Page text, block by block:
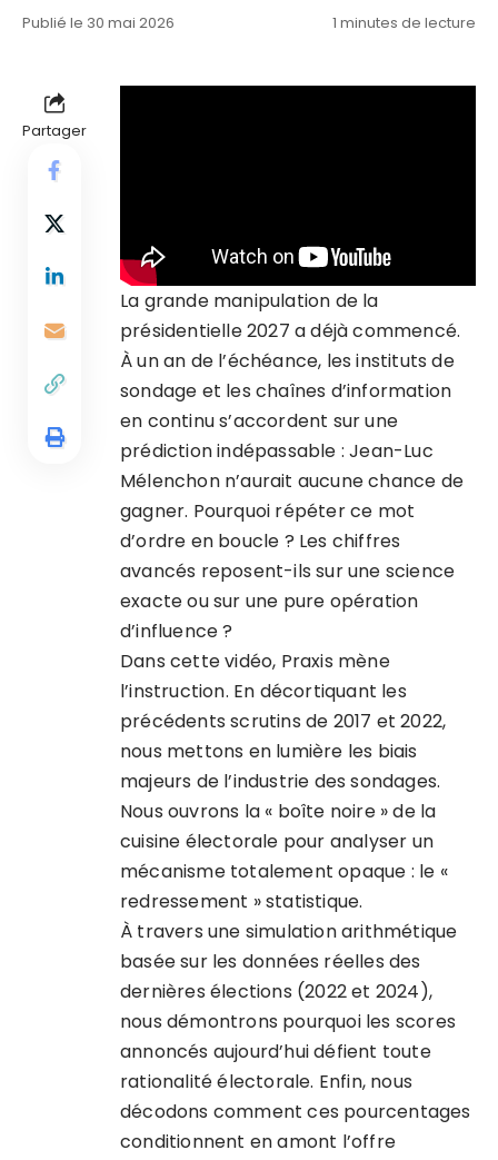
Publié le 30 mai 2026 1 minutes de lecture
Partager
La grande manipulation de la
présidentielle 2027 a déjà commencé.
À un an de l’échéance, les instituts de
sondage et les chaînes d’information
en continu s’accordent sur une
prédiction indépassable : Jean-Luc
Mélenchon n’aurait aucune chance de
gagner. Pourquoi répéter ce mot
d’ordre en boucle ? Les chiffres
avancés reposent-ils sur une science
exacte ou sur une pure opération
d’influence ?
Dans cette vidéo, Praxis mène
l’instruction. En décortiquant les
précédents scrutins de 2017 et 2022,
nous mettons en lumière les biais
majeurs de l’industrie des sondages.
Nous ouvrons la « boîte noire » de la
cuisine électorale pour analyser un
mécanisme totalement opaque : le «
redressement » statistique.
À travers une simulation arithmétique
basée sur les données réelles des
dernières élections (2022 et 2024),
nous démontrons pourquoi les scores
annoncés aujourd’hui défient toute
rationalité électorale. Enfin, nous
décodons comment ces pourcentages
conditionnent en amont l’offre